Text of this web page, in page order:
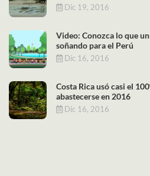
Dic 19, 2016
Video: Conozca lo que
soñando para el Perú
Dic 16, 2016
Costa Rica usó casi el
abastecerse en 2016
Dic 16, 2016